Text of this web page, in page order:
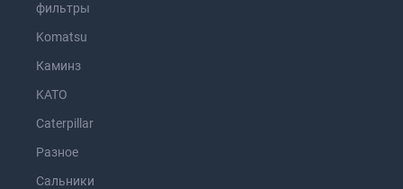
фильтры
Komatsu
Каминз
KATO
Caterpillar
Разное
Сальники